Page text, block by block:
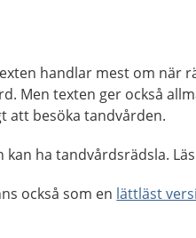
handlar mest om när
Men texten ger också
att besöka tandvården.
kan ha tandvårdsrädsla.
också som en lättläst